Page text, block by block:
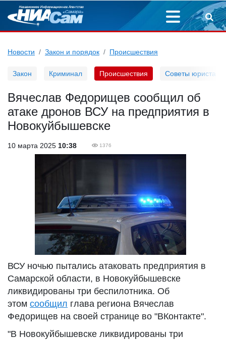
Новости Закон и порядок Происшествия
Закон Криминал Происшествия Советы юриста
Вячеслав Федорищев сообщил об
атаке дронов ВСУ на предприятия в
Новокуйбышевске
10 марта 2025 10:38 1376
ВСУ ночью пытались атаковать предприятия в
Самарской области, в Новокуйбышевске
ликвидированы три беспилотника. Об
этом сообщил глава региона Вячеслав
Федорищев на своей странице во "ВКонтакте".
"В Новокуйбышевске ликвидированы три